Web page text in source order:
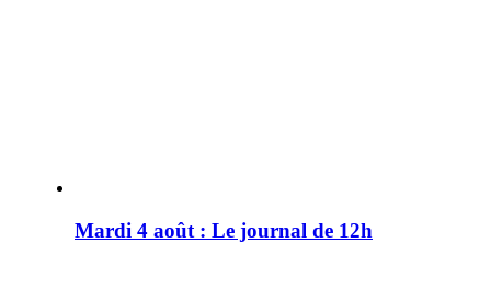
Mardi 4 août : Le journal de 12h